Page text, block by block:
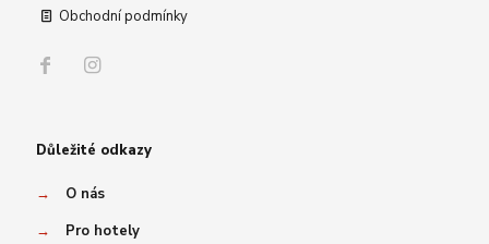
Obchodní podmínky
Důležité odkazy
→
O nás
→
Pro hotely